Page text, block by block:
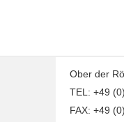
Ober der
TEL: +49
FAX: +49